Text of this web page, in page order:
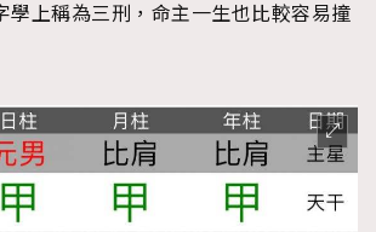
學上稱為三刑，命主一生也比較容易撞